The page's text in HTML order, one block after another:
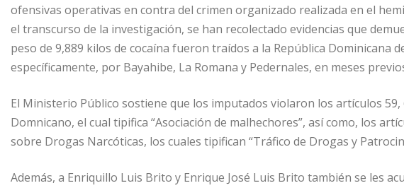
ofensivas operativas en contra del crimen organizado realizada en el
el transcurso de la investigación, se han recolectado evidencias que
peso de 9,889 kilos de cocaína fueron traídos a la República Dominicana
específicamente, por Bayahibe, La Romana y Pedernales, en meses
El Ministerio Público sostiene que los imputados violaron los artículos 59,
Domnicano, el cual tipifica “Asociación de malhechores”, así como, los
sobre Drogas Narcóticas, los cuales tipifican “Tráfico de Drogas y
Además, a Enriquillo Luis Brito y Enrique José Luis Brito también se les